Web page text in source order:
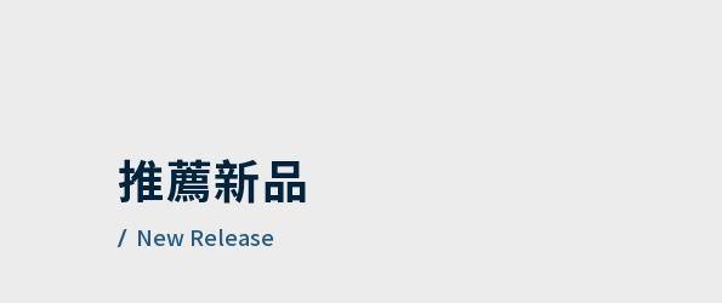
推薦新品
New Release